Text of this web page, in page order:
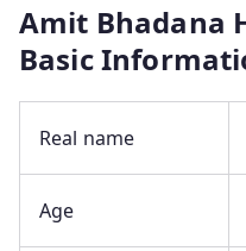
Amit Bhadana
Basic
Real name
Age